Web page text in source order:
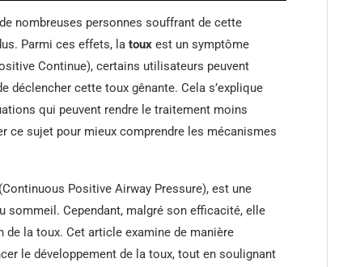
nombreuses personnes souffrant de cette
Parmi ces effets, la toux est un symptôme
Continue), certains utilisateurs peuvent
cette toux gênante. Cela s’explique
qui peuvent rendre le traitement moins
ce sujet pour mieux comprendre les mécanismes
Positive Airway Pressure), est une
sommeil. Cependant, malgré son efficacité, elle
la toux. Cet article examine de manière
le développement de la toux, tout en soulignant